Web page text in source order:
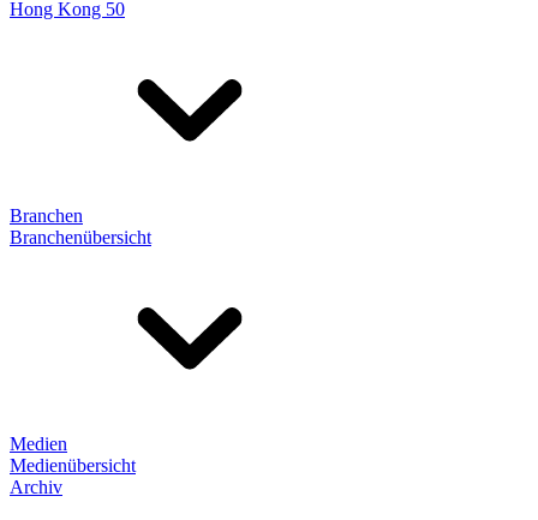
Hong Kong 50
Branchen
Branchenübersicht
Medien
Medienübersicht
Archiv